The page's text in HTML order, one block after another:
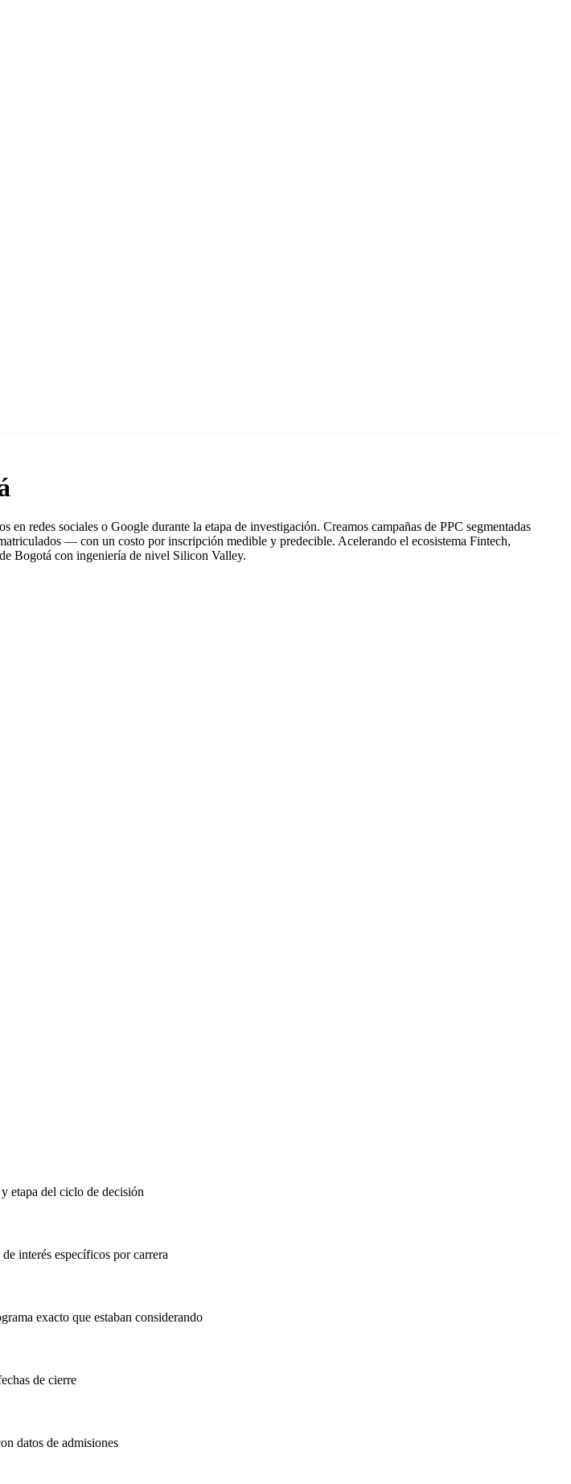
redes sociales o Google durante la etapa de investigación. Creamos campañas de PPC segmentadas
— con un costo por inscripción medible y predecible. Acelerando el ecosistema Fintech,
Bogotá con ingeniería de nivel Silicon Valley.
etapa del ciclo de decisión
interés específicos por carrera
exacto que estaban considerando
de cierre
datos de admisiones